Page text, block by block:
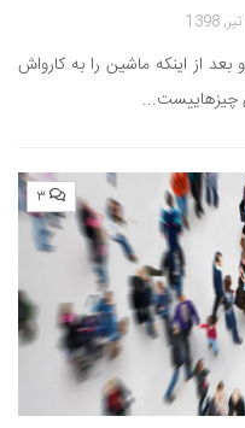
از اینکه ماشین را به کارواش
چیزهاییست...
۳